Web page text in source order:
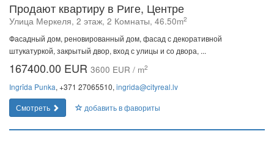
Продают квартиру в Риге, Центре
Улица Меркеля, 2 этаж, 2 Комнаты, 46.50m2
Фасадный дом, реновированный дом, фасад с декоративной
штукатуркой, закрытый двор, вход с улицы и со двора, ...
167400.00 EUR 3600 EUR / m2
Ingrīda Punka, +371 27065510, ingrida@cityreal.lv
Смотреть
добавить в фавориты